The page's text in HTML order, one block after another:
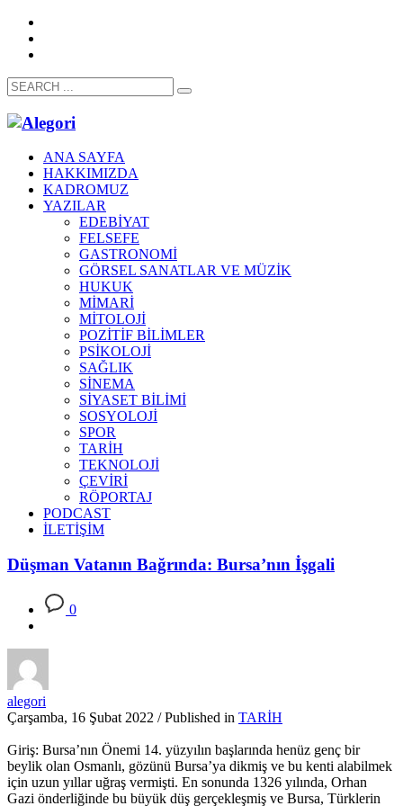
ANA SAYFA
HAKKIMIZDA
KADROMUZ
YAZILAR
EDEBİYAT
FELSEFE
GASTRONOMİ
GÖRSEL SANATLAR VE MÜZİK
HUKUK
MİMARİ
MİTOLOJİ
POZİTİF BİLİMLER
PSİKOLOJİ
SAĞLIK
SİNEMA
SİYASET BİLİMİ
SOSYOLOJİ
SPOR
TARİH
TEKNOLOJİ
ÇEVİRİ
RÖPORTAJ
PODCAST
İLETİŞİM
Düşman Vatanın Bağrında: Bursa’nın İşgali
0
alegori
Çarşamba, 16 Şubat 2022 / Published in TARİH
Giriş: Bursa’nın Önemi 14. yüzyılın başlarında henüz genç bir
beylik olan Osmanlı, gözünü Bursa’ya dikmiş ve bu kenti alabilmek
için uzun yıllar uğraş vermişti. En sonunda 1326 yılında, Orhan
Gazi önderliğinde bu büyük düş gerçekleşmiş ve Bursa, Türklerin